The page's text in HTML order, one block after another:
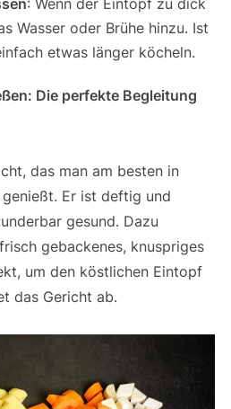
Wasser oder Brühe hinzu. Ist
etwas länger köcheln.
Die perfekte Begleitung
das man am besten in
Er ist deftig und
gesund. Dazu
gebackenes, knuspriges
um den köstlichen Eintopf
das Gericht ab.